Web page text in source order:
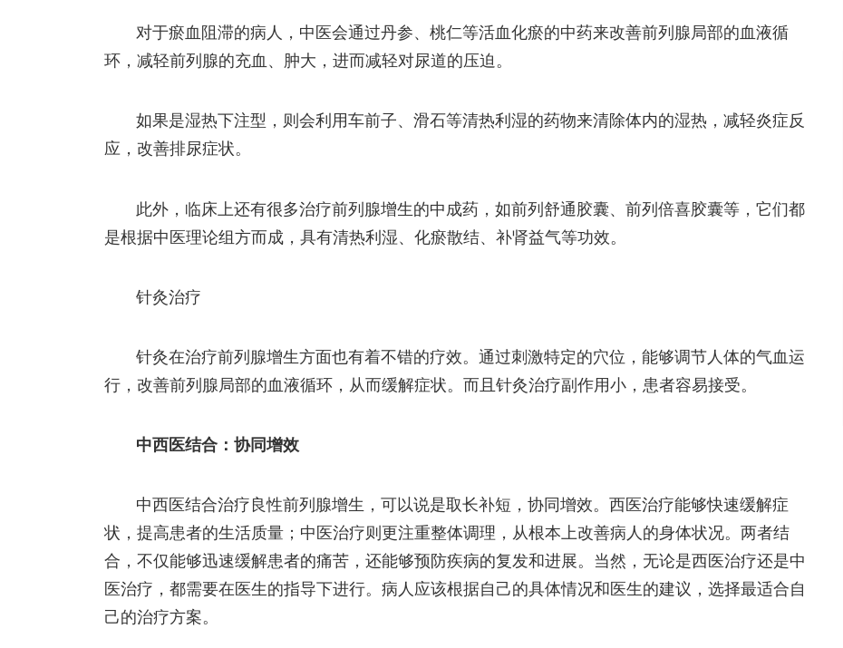
对于瘀血阻滞的病人，中医会通过丹参、桃仁等活血化瘀的中药来改善前列腺局部的血液循
环，减轻前列腺的充血、肿大，进而减轻对尿道的压迫。
如果是湿热下注型，则会利用车前子、滑石等清热利湿的药物来清除体内的湿热，减轻炎症反
应，改善排尿症状。
此外，临床上还有很多治疗前列腺增生的中成药，如前列舒通胶囊、前列倍喜胶囊等，它们都
是根据中医理论组方而成，具有清热利湿、化瘀散结、补肾益气等功效。
针灸治疗
针灸在治疗前列腺增生方面也有着不错的疗效。通过刺激特定的穴位，能够调节人体的气血运
行，改善前列腺局部的血液循环，从而缓解症状。而且针灸治疗副作用小，患者容易接受。
中西医结合：协同增效
中西医结合治疗良性前列腺增生，可以说是取长补短，协同增效。西医治疗能够快速缓解症
状，提高患者的生活质量；中医治疗则更注重整体调理，从根本上改善病人的身体状况。两者结
合，不仅能够迅速缓解患者的痛苦，还能够预防疾病的复发和进展。当然，无论是西医治疗还是中
医治疗，都需要在医生的指导下进行。病人应该根据自己的具体情况和医生的建议，选择最适合自
己的治疗方案。